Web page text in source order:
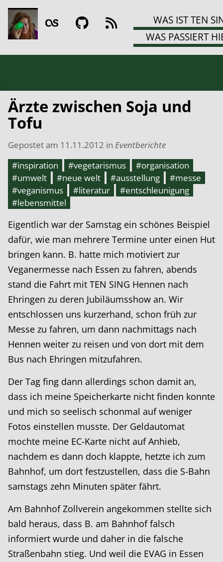
WAS IST TEN
WAS PASSIERT
Ärzte zwischen Soja und
Tofu
Gepostet am 11.11.2012 in Eventberichte
#inspiration
#vegetarismus
#organisation
#umwelt
#neue welt #ausstellung
#messe
#veganismus
#literatur
#entschleunigung
#lebensmittel
Eigentlich war der Samstag ein schönes Beispiel
dafür, wie man mehrere Termine unter einen Hut
bringen kann. B. hatte mich motiviert zur
Veganermesse nach Essen zu fahren, abends
stand die Fahrt mit TEN SING Hennen nach
Ehringen zu deren Jubiläumsshow an. Wir
entschlossen uns kurzerhand, schon früh zur
Messe zu fahren, um dann nachmittags nach
Hennen weiter zu reisen und von dort mit dem
Bus nach Ehringen mitzufahren.
Der Tag fing dann allerdings schon damit an,
dass ich meine Speicherkarte nicht finden konnte
und mich so seelisch schonmal auf weniger
Fotos einstellen musste. Der Geldautomat
mochte meine EC-Karte nicht auf Anhieb,
nachdem es dann doch klappte, hetzte ich zum
Bahnhof, um dort festzustellen, dass die S-Bahn
samstags zehn Minuten später fährt.
Am Bahnhof Zollverein angekommen stellte sich
bald heraus, dass B. am Bahnhof falsch
informiert wurde und daher in die falsche
Straßenbahn stieg. Und weil die EVAG in Essen